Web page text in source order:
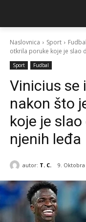
Naslovnica Sport Fudbal
otkrila poruke koje je slao
Sport Fudbal
Vinicius se
nakon što
koje je
njenih leđa
autor: T. C. 9. Oktobra